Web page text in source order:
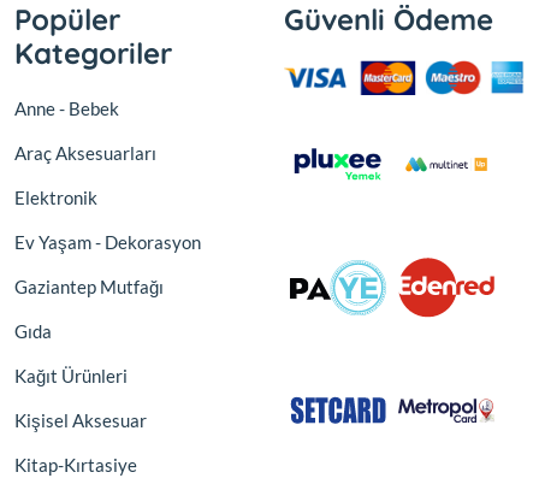
Popüler
Kategoriler
Anne - Bebek
Araç Aksesuarları
Elektronik
Ev Yaşam - Dekorasyon
Gaziantep Mutfağı
Gıda
Kağıt Ürünleri
Kişisel Aksesuar
Kitap-Kırtasiye
Güvenli Ödeme